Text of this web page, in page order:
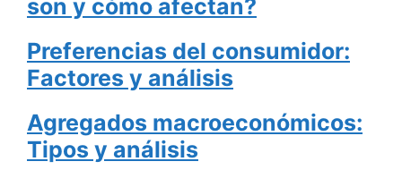
son y cómo afectan?
Preferencias del consumidor:
Factores y análisis
Agregados macroeconómicos:
Tipos y análisis